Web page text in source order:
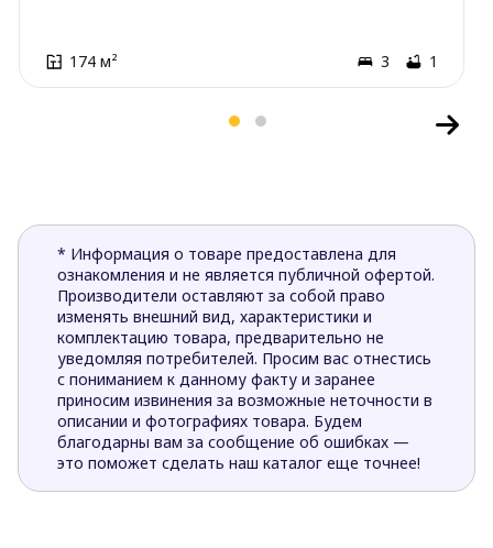
174 м² 3 1
* Информация о товаре предоставлена для
ознакомления и не является публичной офертой.
Производители оставляют за собой право
изменять внешний вид, характеристики и
комплектацию товара, предварительно не
уведомляя потребителей. Просим вас отнестись
с пониманием к данному факту и заранее
приносим извинения за возможные неточности в
описании и фотографиях товара. Будем
благодарны вам за сообщение об ошибках —
это поможет сделать наш каталог еще точнее!